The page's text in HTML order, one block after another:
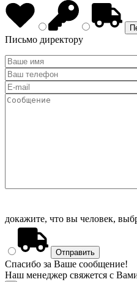
Письмо директору
докажите, что вы человек,
Спасибо за Ваше сообщение!
Наш менеджер свяжется с